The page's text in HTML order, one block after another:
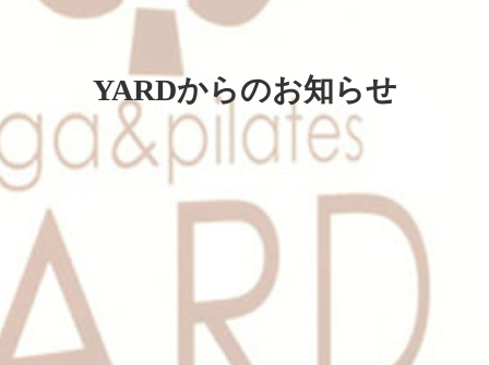
YARDからのお知らせ